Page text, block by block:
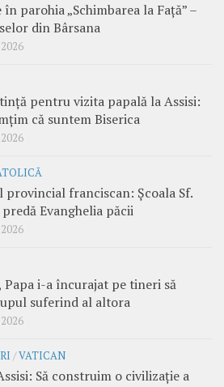
în parohia „Schimbarea la Față” –
din Bârsana
pentru vizita papală la Assisi:
că suntem Biserica
franciscan: Școala Sf.
Evanghelia păcii
Papa i-a încurajat pe tineri să
suferind al altora
/VATICAN
Să construim o civilizație a